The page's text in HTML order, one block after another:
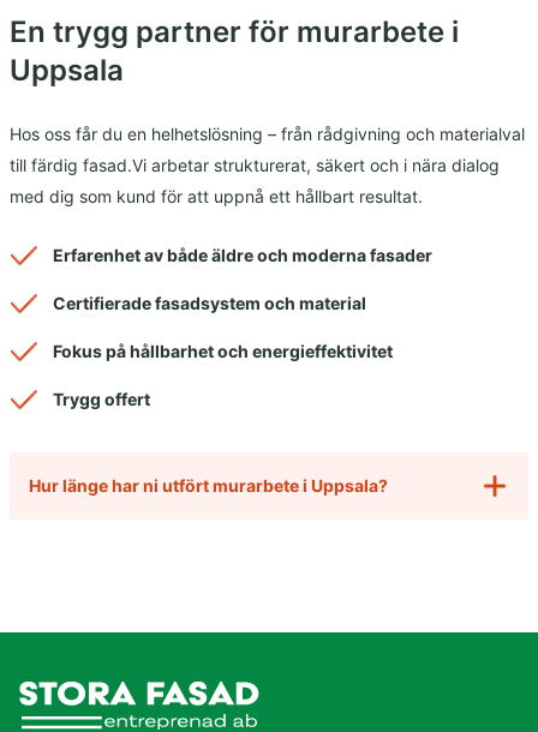
En trygg partner för murarbete i
Uppsala
Hos oss får du en helhetslösning – från rådgivning och materialval
till färdig fasad.Vi arbetar strukturerat, säkert och i nära dialog
med dig som kund för att uppnå ett hållbart resultat.
Erfarenhet av både äldre och moderna fasader
Certifierade fasadsystem och material
Fokus på hållbarhet och energieffektivitet
Trygg offert
Hur länge har ni utfört murarbete i Uppsala?
Kontakta oss för professionell murning av fasader.